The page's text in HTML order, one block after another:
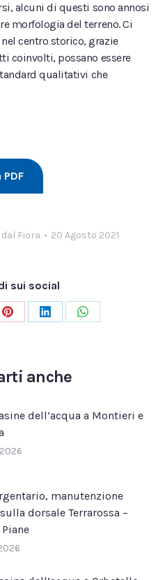
alcuni di questi sono annosi
morfologia del terreno. Ci
centro storico, grazie
coinvolti, possano essere
qualitativi che
PDF
dal Fiora 20 Agosto 2021
sui social
CondividiCondividiCondividi
anche
dell’acqua a Montieri e
manutenzione
dorsale Terrarossa –